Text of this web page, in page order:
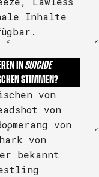
Inhalte
INSUICIDE
STIMMEN?
von
von
von
von
bekannt